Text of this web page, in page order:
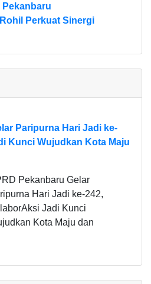
Perkuat Sinergi
Paripurna Hari Jadi ke-
Kunci Wujudkan Kota Maju
Pekanbaru Gelar
Hari Jadi ke-242,
Jadi Kunci
Kota Maju dan